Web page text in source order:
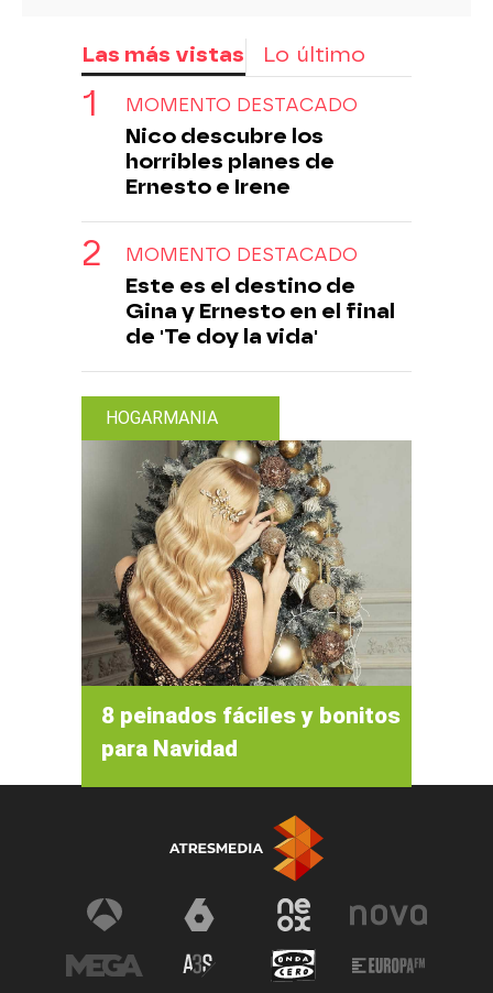
Las más vistas Lo último
MOMENTO DESTACADO
Nico descubre los
horribles planes de
Ernesto e Irene
MOMENTO DESTACADO
Este es el destino de
Gina y Ernesto en el final
de 'Te doy la vida'
HOGARMANIA
8 peinados fáciles y bonitos
para Navidad